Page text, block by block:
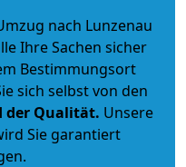
nach Lunzenau
Ihre Sachen sicher
Bestimmungsort
sich selbst von den
der Qualität. Unsere
Sie garantiert